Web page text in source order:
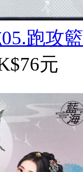
跑攻
元